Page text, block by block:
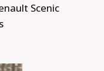
Scenic